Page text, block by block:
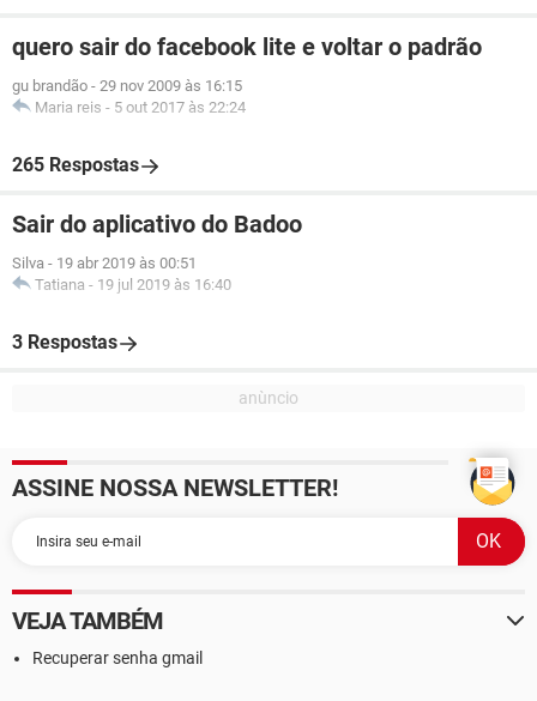
quero sair do facebook lite e voltar o padrão
gu brandão - 29 nov 2009 às 16:15
Maria reis - 5 out 2017 às 22:24
265 Respostas
Sair do aplicativo do Badoo
Silva - 19 abr 2019 às 00:51
Tatiana - 19 jul 2019 às 16:40
3 Respostas
ASSINE NOSSA NEWSLETTER!
VEJA TAMBÉM
Recuperar senha gmail